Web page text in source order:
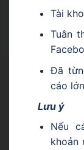
Tài
Tuân
Đã
cáo
Lưu ý
Nếu
khoản